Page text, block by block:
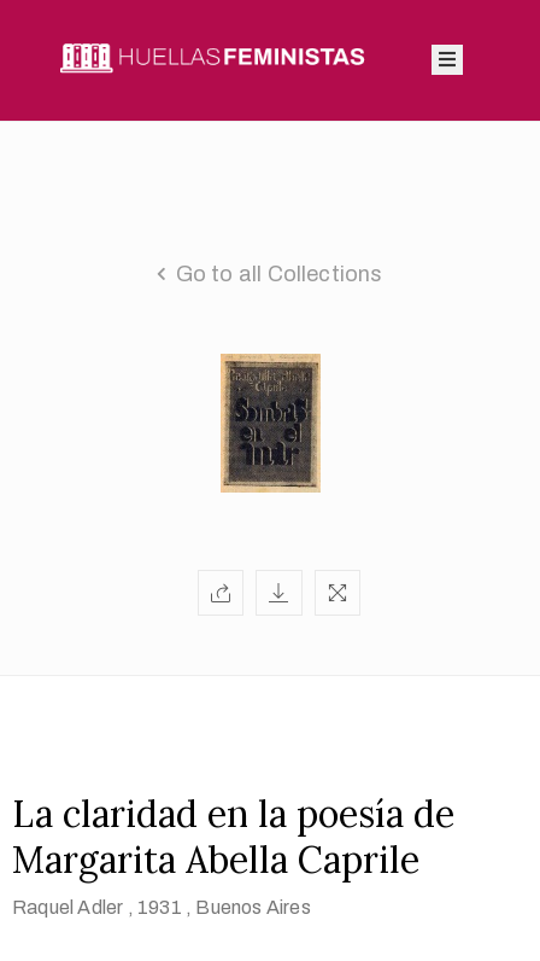
Inicio
Go to all Collections
La claridad en la poesía de
Margarita Abella Caprile
Raquel Adler , 1931 , Buenos Aires